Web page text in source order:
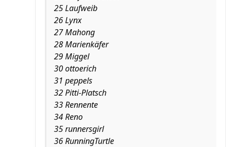
25 Laufweib
26 Lynx
27 Mahong
28 Marienkäfer
29 Miggel
30 ottoerich
31 peppels
32 Pitti-Platsch
33 Rennente
34 Reno
35 runnersgirl
36 RunningTurtle